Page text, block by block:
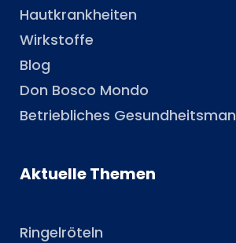
Hautkrankheiten
Wirkstoffe
Blog
Don Bosco Mondo
Betriebliches
Aktuelle Themen
Ringelröteln